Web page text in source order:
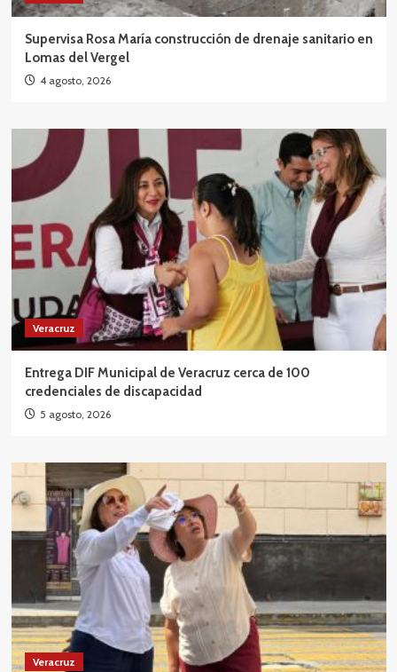
Supervisa Rosa María construcción de drenaje sanitario en
Lomas del Vergel
4 agosto, 2026
Veracruz
Entrega DIF Municipal de Veracruz cerca de 100
credenciales de discapacidad
5 agosto, 2026
Veracruz